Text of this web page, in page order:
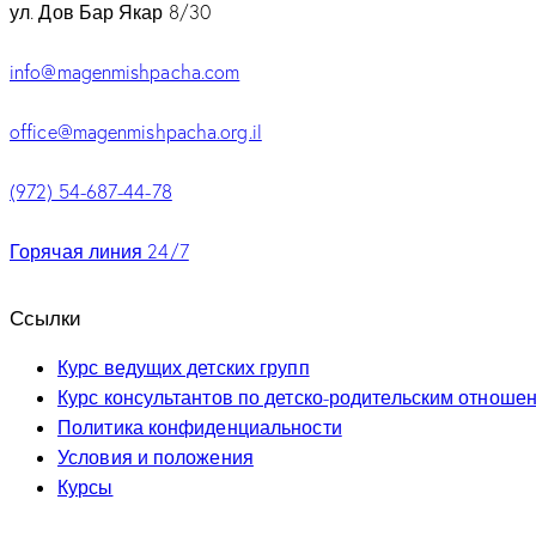
ул. Дов Бар Якар 8/30
info@magenmishpacha.com
office@magenmishpacha.org.il
(972) 54-687-44-78
Горячая линия 24/7
Ссылки
Курс ведущих детских групп
Курс консультантов по детско-родительским
Политика конфиденциальности
Условия и положения
Курсы